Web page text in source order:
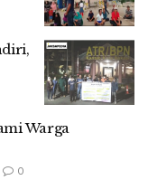
Warga
0